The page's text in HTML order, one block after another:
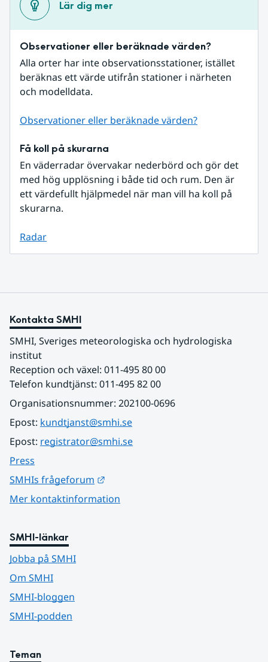
Lär dig mer
Observationer eller beräknade värden?
Alla orter har inte observationsstationer, istället
beräknas ett värde utifrån stationer i närheten
och modelldata.
Observationer eller beräknade värden?
Få koll på skurarna
En väderradar övervakar nederbörd och gör det
med hög upplösning i både tid och rum. Den är
ett värdefullt hjälpmedel när man vill ha koll på
skurarna.
Radar
Kontakta SMHI
SMHI, Sveriges meteorologiska och hydrologiska
institut
Reception och växel: 011-495 80 00
Telefon kundtjänst: 011-495 82 00
Organisationsnummer: 202100-0696
Epost: kundtjanst@smhi.se
Epost: registrator@smhi.se
Press
SMHIs frågeforum
Mer kontaktinformation
SMHI-länkar
Jobba på SMHI
Om SMHI
SMHI-bloggen
SMHI-podden
Teman